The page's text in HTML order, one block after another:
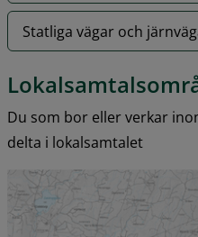
Statliga vägar och
Du som bor eller verkar
delta i lokalsamtalet